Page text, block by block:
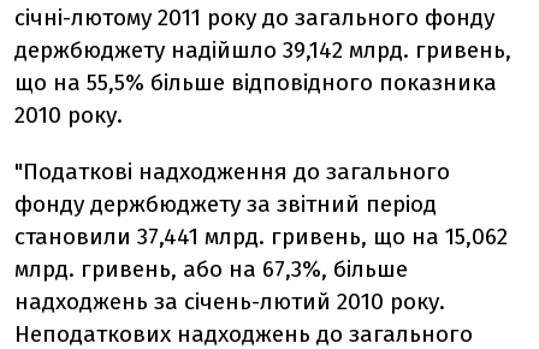
січні-лютому 2011 року до загального фонду
держбюджету надійшло 39,142 млрд. гривень,
що на 55,5% більше відповідного показника
2010 року.
"Податкові надходження до загального
фонду держбюджету за звітний період
становили 37,441 млрд. гривень, що на 15,062
млрд. гривень, або на 67,3%, більше
надходжень за січень-лютий 2010 року.
Неподаткових надходжень до загального